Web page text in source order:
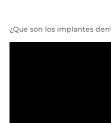
¿Que son los implantes